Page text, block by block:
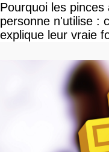
Pourquoi les
personne n'utilise :
explique leur vraie